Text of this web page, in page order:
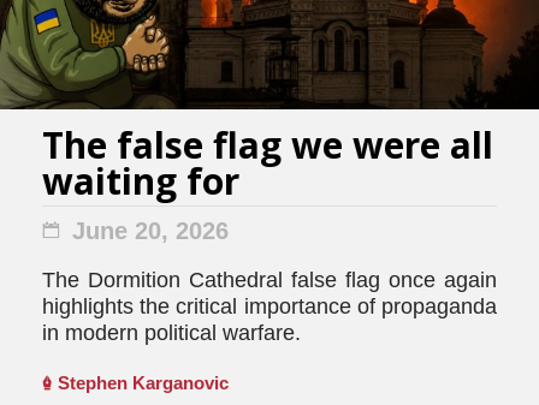
The false flag we were all
waiting for
June 20, 2026
The Dormition Cathedral false flag once again
highlights the critical importance of propaganda
in modern political warfare.
Stephen Karganovic